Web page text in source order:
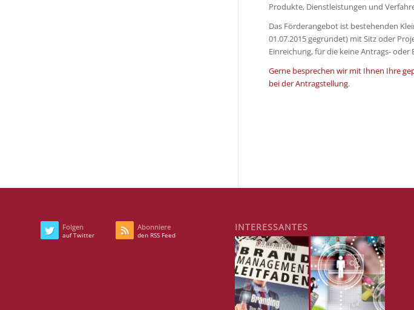
Produkte, Dienstleistungen und
Das Förderangebot ist bestehenden
01.07.2015 gegründet) mit Sitz oder
Einreichung, für die keine Antrags-
Gerne besprechen wir mit Ihnen Ihre
bei der Antragstellung.
Folgen
auf Twitter
Abonniere
den RSS Feed
INTERESSANTES